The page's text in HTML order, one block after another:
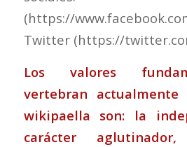
(https://
Twitter (https://
Los valores
vertebran
wikipaella son: la
carácter